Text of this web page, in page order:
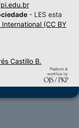
- LES esta
(CC BY
Castillo B.